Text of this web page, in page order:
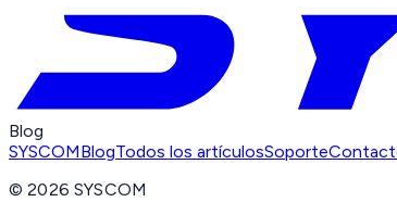
Blog
SYSCOMBlogTodos los artículosSoporte
©2026 SYSCOM